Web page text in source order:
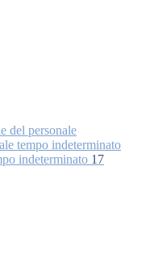
del personale
tempo indeterminato
indeterminato 17